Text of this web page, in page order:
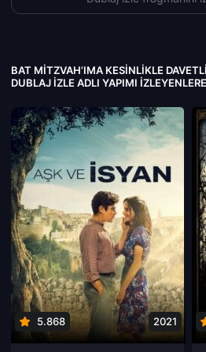
BAT MITZVAH’IMA KESINLIKLE
DUBLAJ IZLE ADLI YAPIMI
5.868 2021